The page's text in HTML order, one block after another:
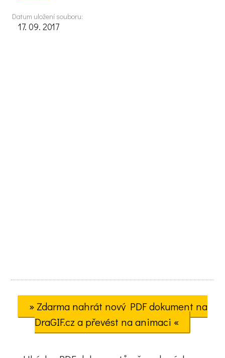
Datum uložení souboru:
17. 09. 2017
» Zdarma nahrát nový PDF dokument na
DraGIF.cz a převést na animaci «